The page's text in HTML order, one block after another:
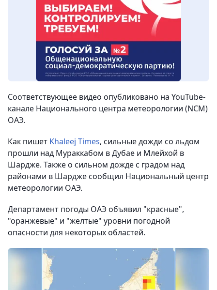
Соответствующее видео опубликовано на YouTube-
канале Национального центра метеорологии (NCM)
ОАЭ.
Как пишет Khaleej Times, сильные дожди со льдом
прошли над Мураккабом в Дубае и Млейхой в
Шардже. Также о сильном дожде с градом над
районами в Шардже сообщил Национальный центр
метеорологии ОАЭ.
Департамент погоды ОАЭ объявил "красные",
"оранжевые" и "желтые" уровни погодной
опасности для некоторых областей.